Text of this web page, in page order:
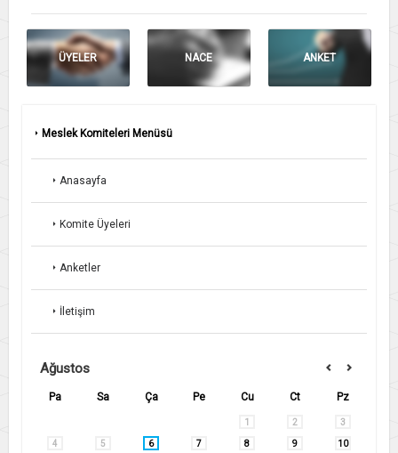
ÜYELER NACE ANKET
Meslek Komiteleri Menüsü
Anasayfa
Komite Üyeleri
Anketler
İletişim
Ağustos
Pa Sa Ça Pe Cu Ct Pz
1 2 3
4 5 6 7 8 9 10